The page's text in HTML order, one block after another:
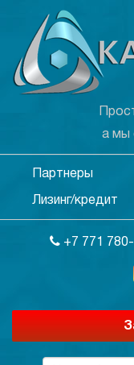
а мы
Партнеры
Лизинг/кредит
+7 771